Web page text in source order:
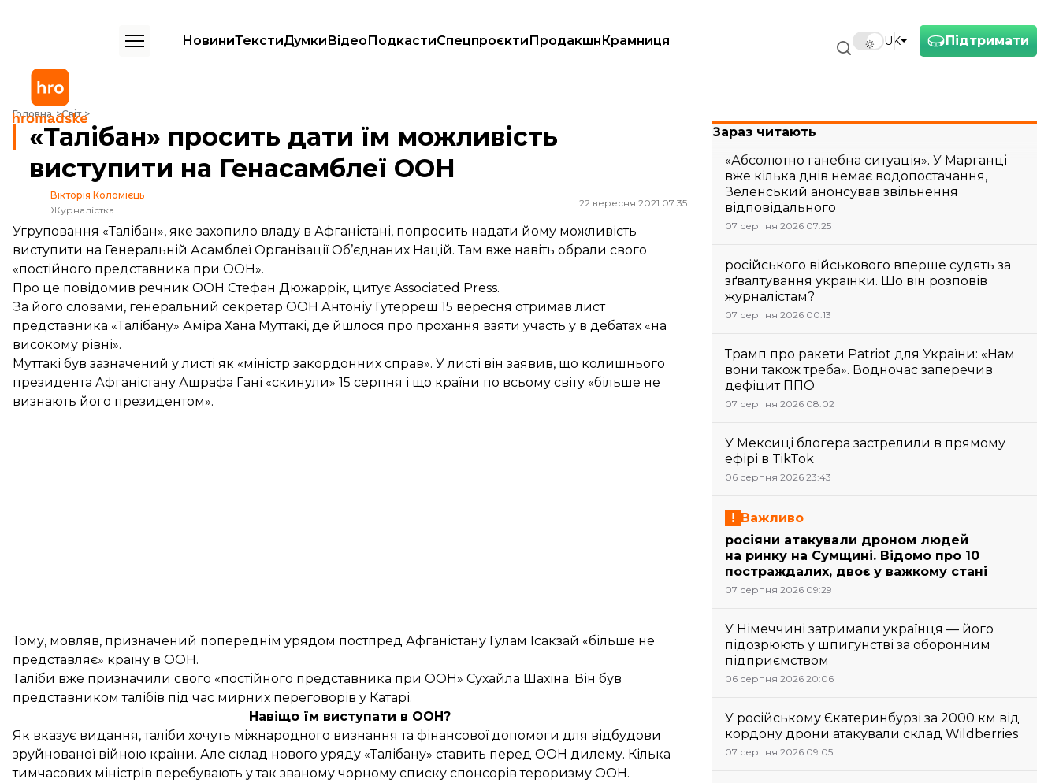
Підтримати
UK
НовиниТекстиДумкиВідеоПодкастиСпецпроєктиПродакшнКрамниця
Головна Світ
«Талібан» просить дати їм можливість виступити на Генасамблеї ООН
«Талібан» просить дати їм можливість
виступити на Генасамблеї ООН
Вікторія Коломієць
Журналістка
22 вересня 2021 07:35
Угруповання «Талібан», яке захопило владу в Афганістані, попросить надати йому можливість
виступити на Генеральній Асамблеї Організації Об’єднаних Націй. Там вже навіть обрали свого
«постійного представника при ООН».
Про це повідомив речник ООН Стефан Дюжаррік, цитує Associated Press.
За його словами, генеральний секретар ООН Антоніу Гутерреш 15 вересня отримав лист
представника «Талібану» Аміра Хана Муттакі, де йшлося про прохання взяти участь у в дебатах «на
високому рівні».
Муттакі був зазначений у листі як «міністр закордонних справ». У листі він заявив, що колишнього
президента Афганістану Ашрафа Гані «скинули» 15 серпня і що країни по всьому світу «більше не
визнають його президентом».
Тому, мовляв, призначений попереднім урядом постпред Афганістану Гулам Ісакзай «більше не
представляє» країну в ООН.
Таліби вже призначили свого «постійного представника при ООН» Сухайла Шахіна. Він був
представником талібів під час мирних переговорів у Катарі.
Навіщо їм виступати в ООН?
Як вказує видання, таліби хочуть міжнародного визнання та фінансової допомоги для відбудови
зруйнованої війною країни. Але склад нового уряду «Талібану» ставить перед ООН дилему. Кілька
тимчасових міністрів перебувають у так званому чорному списку спонсорів тероризму ООН.
Зараз читають
«Абсолютно ганебна ситуація». У Марганці
вже кілька днів немає водопостачання,
Зеленський анонсував звільнення
відповідального
07 серпня 2026 07:25
російського військового вперше судять за
зґвалтування українки. Що він розповів
журналістам?
07 серпня 2026 00:13
Трамп про ракети Patriot для України: «Нам
вони також треба». Водночас заперечив
дефіцит ППО
07 серпня 2026 08:02
У Мексиці блогера застрелили в прямому
ефірі в TikTok
06 серпня 2026 23:43
Важливо
росіяни атакували дроном людей
на ринку на Сумщині. Відомо про 10
постраждалих, двоє у важкому стані
07 серпня 2026 09:29
У Німеччині затримали українця — його
підозрюють у шпигунстві за оборонним
підприємством
06 серпня 2026 20:06
У російському Єкатеринбурзі за 2000 км від
кордону дрони атакували склад Wildberries
07 серпня 2026 09:05